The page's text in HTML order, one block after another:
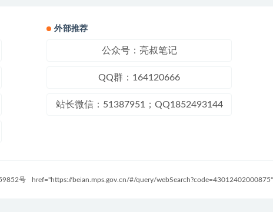
外部推荐
公众号：亮叔笔记
QQ群：164120666
站长微信：51387951；QQ1852493144
号 href="https://beian.mps.gov.cn/#/query/